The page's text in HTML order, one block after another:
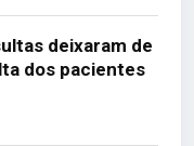
deixaram de
dos pacientes